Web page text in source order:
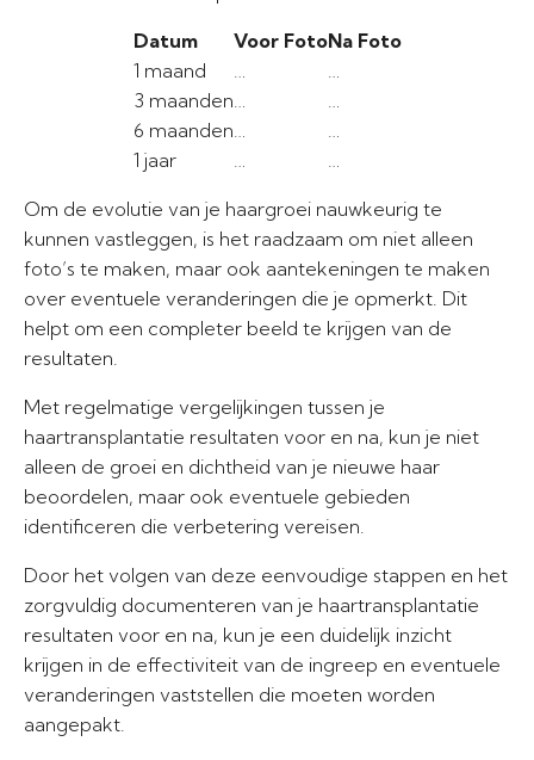
Datum Voor FotoNa Foto
1 maand
…
…
3 maanden…
…
6 maanden…
…
1 jaar
… …
Om de evolutie van je haargroei nauwkeurig te
kunnen vastleggen, is het raadzaam om niet alleen
foto’s te maken, maar ook aantekeningen te maken
over eventuele veranderingen die je opmerkt. Dit
helpt om een completer beeld te krijgen van de
resultaten.
Met regelmatige vergelijkingen tussen je
haartransplantatie resultaten voor en na, kun je niet
alleen de groei en dichtheid van je nieuwe haar
beoordelen, maar ook eventuele gebieden
identificeren die verbetering vereisen.
Door het volgen van deze eenvoudige stappen en het
zorgvuldig documenteren van je haartransplantatie
resultaten voor en na, kun je een duidelijk inzicht
krijgen in de effectiviteit van de ingreep en eventuele
veranderingen vaststellen die moeten worden
aangepakt.